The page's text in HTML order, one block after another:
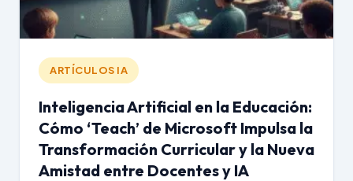
ARTÍCULOS IA
Inteligencia Artificial en la Educación:
Cómo ‘Teach’ de Microsoft Impulsa la
Transformación Curricular y la Nueva
Amistad entre Docentes y IA